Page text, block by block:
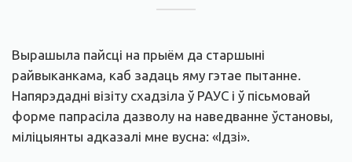
Вырашыла пайсці на прыём да старшыні
райвыканкама, каб задаць яму гэтае пытанне.
Напярэдадні візіту схадзіла ў РАУС і ў пісьмовай
форме папрасіла дазволу на наведванне ўстановы,
міліцыянты адказалі мне вусна: «Ідзі».